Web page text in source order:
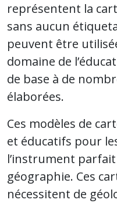
représentent la
sans aucun
peuvent être
domaine de
de base à de
élaborées.
Ces modèles de
et éducatifs pour
l’instrument
géographie. Ces
nécessitent de